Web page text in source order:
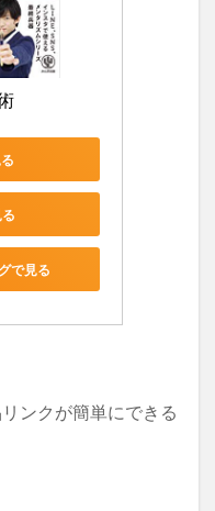
で見る
ンクが簡単にできる